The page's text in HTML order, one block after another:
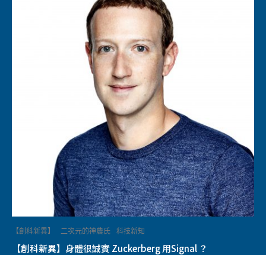
【創科新異】 二次元的神農氏 科技新知
【創科新異】身體很誠實 Zuckerberg 用Signal ？